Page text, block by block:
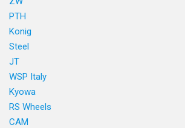
PTH
Konig
Steel
JT
WSP Italy
Kyowa
RS Wheels
CAM